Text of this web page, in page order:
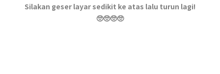
Silakan geser layar sedikit ke atas lalu turun lagi!
🥺🥺🥺🥺